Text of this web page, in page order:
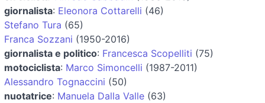
giornalista: Eleonora Cottarelli (46)
Stefano Tura (65)
Franca Sozzani (1950-2016)
giornalista e politico: Francesca Scopelliti (75)
motociclista: Marco Simoncelli (1987-2011)
Alessandro Tognaccini (50)
nuotatrice: Manuela Dalla Valle (63)